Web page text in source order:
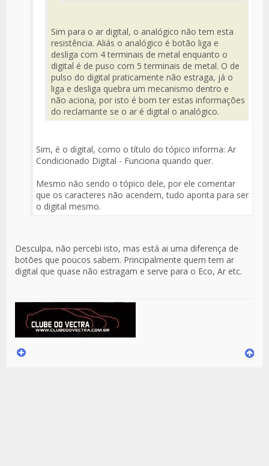
Sim para o ar digital, o analógico não tem esta
resistência. Aliás o analógico é botão liga e
desliga com 4 terminais de metal enquanto o
digital é de puso com 5 terminais de metal. O de
pulso do digital praticamente não estraga, já o
liga e desliga quebra um mecanismo dentro e
não aciona, por isto é bom ter estas informações
do reclamante se o ar é digital o analógico.
Sim, é o digital, como o título do tópico informa: Ar
Condicionado Digital - Funciona quando quer.
Mesmo não sendo o tópico dele, por ele comentar
que os caracteres não acendem, tudo aponta para ser
o digital mesmo.
Desculpa, não percebi isto, mas está ai uma diferença de
botões que poucos sabem. Principalmente quem tem ar
digital que quase não estragam e serve para o Eco, Ar etc.